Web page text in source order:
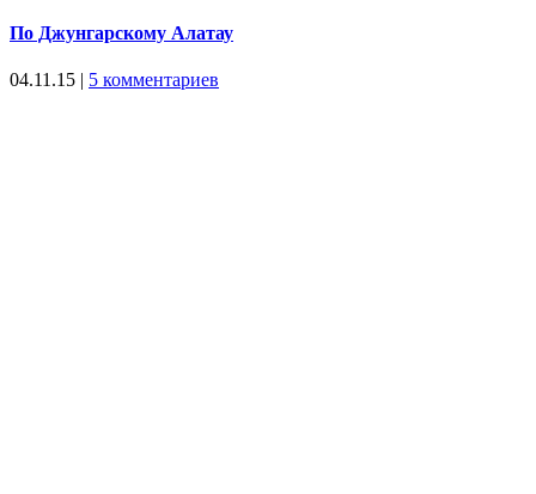
По Джунгарскому Алатау
04.11.15 | 5 комментариев